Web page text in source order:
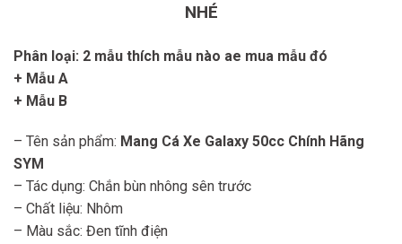
NHÉ
Phân loại: 2 mẫu thích mẫu nào ae mua mẫu đó
+ Mẫu A
+ Mẫu B
– Tên sản phẩm: Mang Cá Xe Galaxy 50cc Chính Hãng
SYM
– Tác dụng: Chắn bùn nhông sên trước
– Chất liệu: Nhôm
– Màu sắc: Đen tĩnh điện